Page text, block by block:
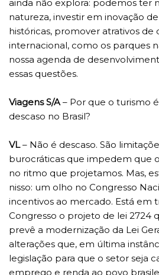
ainda não explora: podemos ter
natureza, investir em inovação
históricas, promover atrativos de
internacional, como os parques
nossa agenda de
essas questões.
Viagens S/A– Por que o turismo
descaso no Brasil?
VL– Não é descaso. São
burocráticas que impedem que
no ritmo que projetamos. Mas,
nisso: um olho no Congresso
incentivos ao mercado. Está em
Congresso o projeto de lei 2724
prevê a modernização da Lei
alterações que, em última
legislação para que o setor seja
emprego e renda ao povo